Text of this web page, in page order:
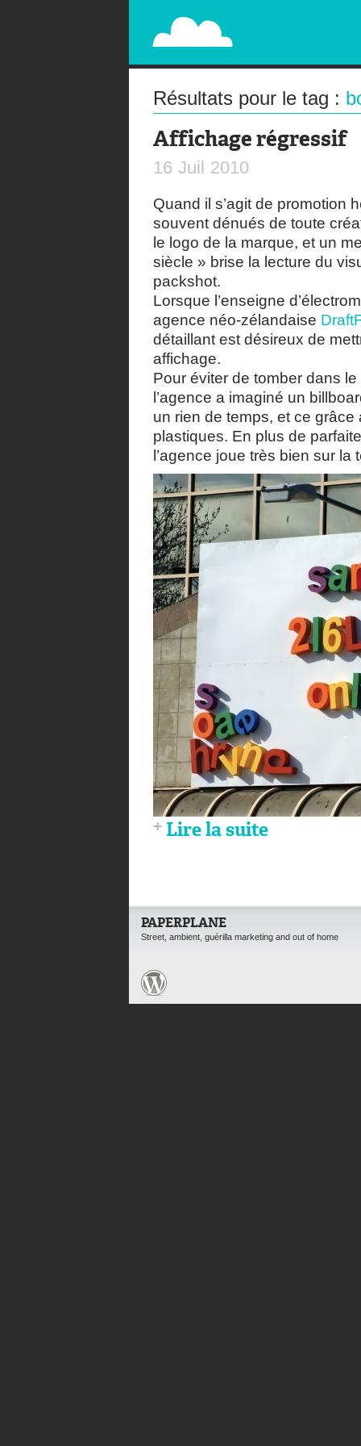
PAPERPLANE
STREET, AMBIENT, GUÉRILLA MARKETING
Résultats pour le tag :
Affichage régressif
16 Juil 2010
Quand il s’agit de promotion
souvent dénués de toute
le logo de la marque, et un
siècle » brise la lecture du
packshot.
Lorsque l’enseigne
agence néo-zélandaise
détaillant est désireux de
affichage.
Pour éviter de tomber dans
l’agence a imaginé un
un rien de temps, et ce grâce
plastiques. En plus de
l’agence joue très bien sur
Lire la suite
PAPERPLANE
Street, ambient, guérilla marketing and out of home